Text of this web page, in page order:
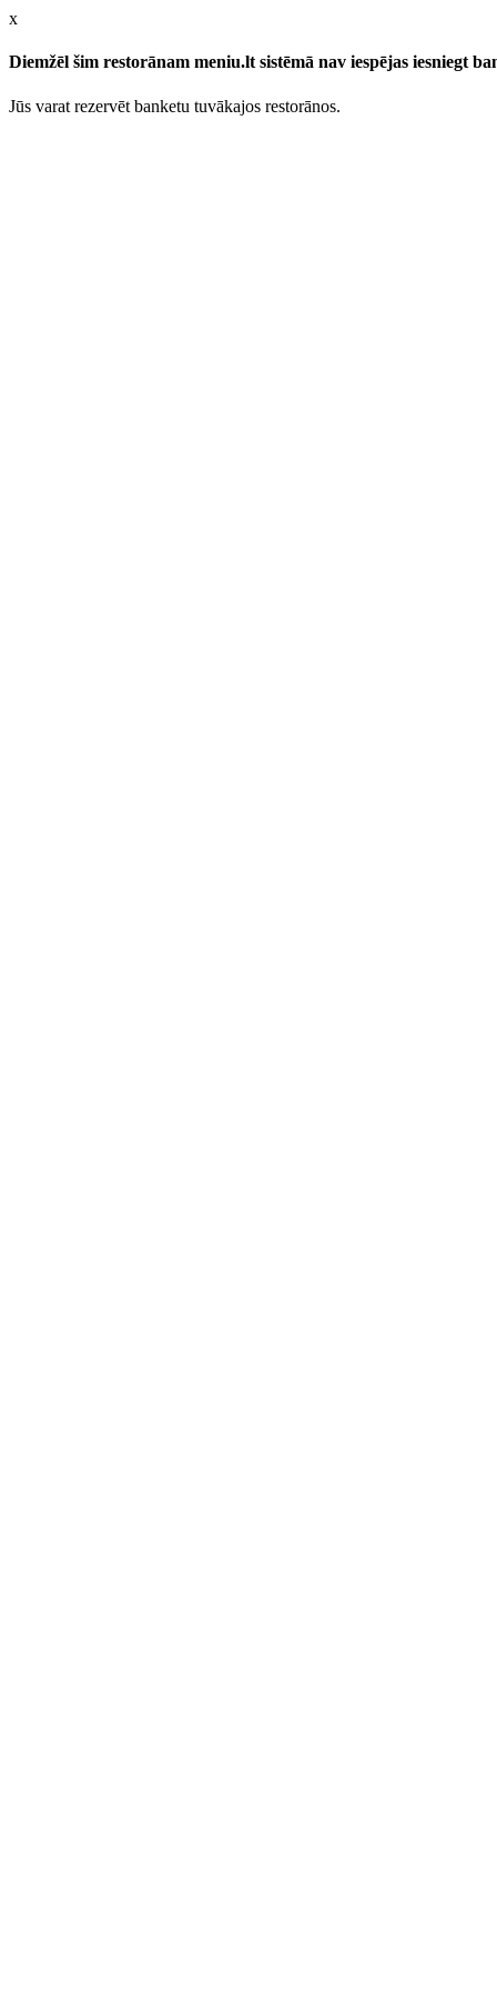
x
Diemžēl šim restorānam meniu.lt sistēmā nav iespējas iesniegt
Jūs varat rezervēt banketu tuvākajos restorānos.